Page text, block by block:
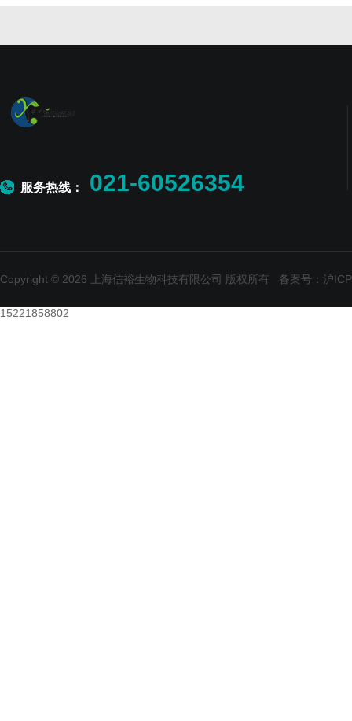
服务热线： 021-60526354
Copyright © 2026 上海信裕生物科技有限公司 版权所有 备案号：沪
15221858802